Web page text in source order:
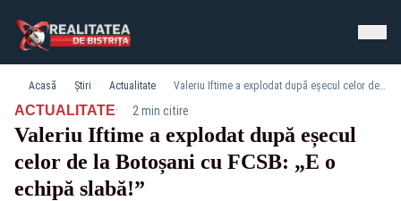
Acasă Știri Actualitate Valeriu Iftime a explodat după eșecul celor de la Botoșani cu FCSB: „E o echipă slabă!”
ACTUALITATE· 2 min citire
Valeriu Iftime a explodat după eșecul
celor de la Botoșani cu FCSB: „E o
echipă slabă!”